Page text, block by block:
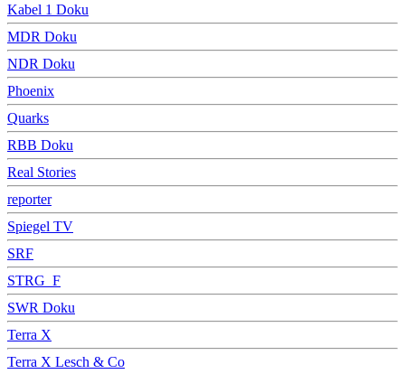
Kabel 1 Doku
MDR Doku
NDR Doku
Phoenix
Quarks
RBB Doku
Real Stories
reporter
Spiegel TV
SRF
STRG_F
SWR Doku
Terra X
Terra X Lesch & Co